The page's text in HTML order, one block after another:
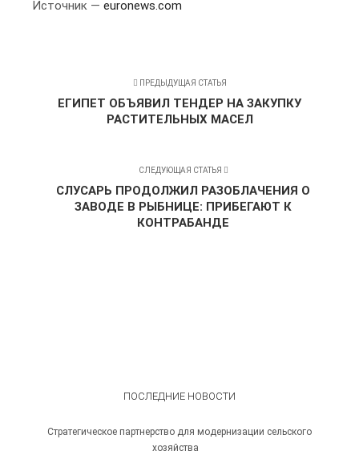
Источник — euronews.com
ПРЕДЫДУЩАЯ СТАТЬЯ
ЕГИПЕТ ОБЪЯВИЛ ТЕНДЕР НА ЗАКУПКУ
РАСТИТЕЛЬНЫХ МАСЕЛ
СЛЕДУЮЩАЯ СТАТЬЯ
СЛУСАРЬ ПРОДОЛЖИЛ РАЗОБЛАЧЕНИЯ О
ЗАВОДЕ В РЫБНИЦЕ: ПРИБЕГАЮТ К
КОНТРАБАНДЕ
ПОСЛЕДНИЕ НОВОСТИ
Стратегическое партнерство для модернизации сельского
хозяйства